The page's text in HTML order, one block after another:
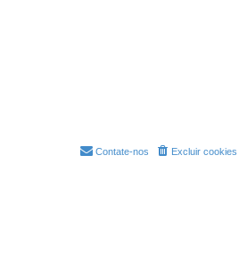
Excluir cookies
Contate-nos